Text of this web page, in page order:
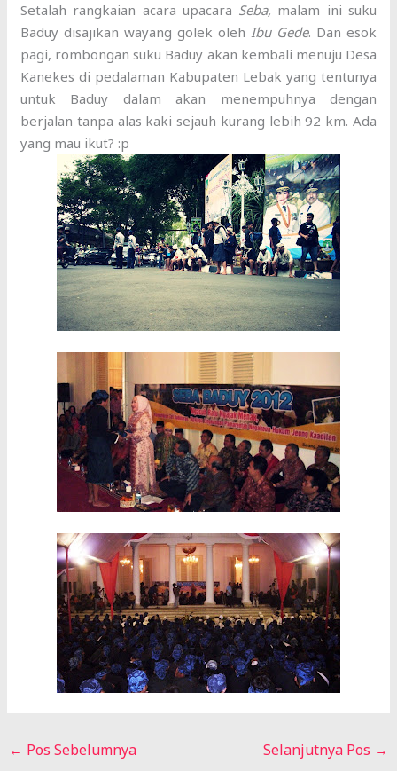
Setalah rangkaian acara upacara Seba, malam ini suku
Baduy disajikan wayang golek oleh Ibu Gede. Dan esok
pagi, rombongan suku Baduy akan kembali menuju Desa
Kanekes di pedalaman Kabupaten Lebak yang tentunya
untuk Baduy dalam akan menempuhnya dengan
berjalan tanpa alas kaki sejauh kurang lebih 92 km. Ada
yang mau ikut? :p
← Pos Sebelumnya Selanjutnya Pos →